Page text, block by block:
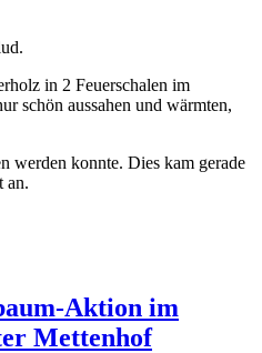
in 2 Feuerschalen im
schön aussahen und wärmten,
werden konnte. Dies kam gerade
an.
Aktion im
Mettenhof